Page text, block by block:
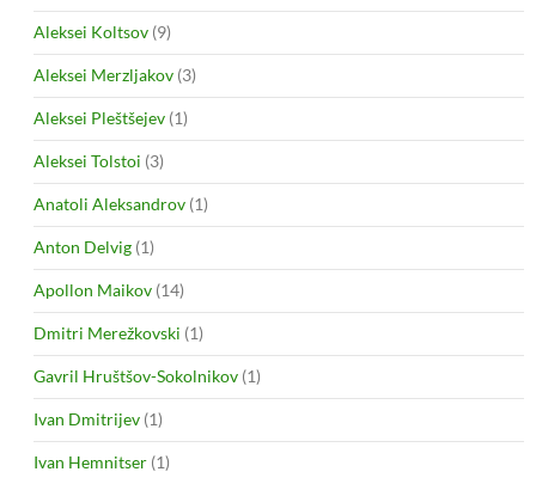
Aleksei Koltsov (9)
Aleksei Merzljakov (3)
Aleksei Pleštšejev (1)
Aleksei Tolstoi (3)
Anatoli Aleksandrov (1)
Anton Delvig (1)
Apollon Maikov (14)
Dmitri Merežkovski (1)
Gavril Hruštšov-Sokolnikov (1)
Ivan Dmitrijev (1)
Ivan Hemnitser (1)